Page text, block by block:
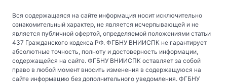
Вся содержащаяся на сайте информация носит исключительно
ознакомительный характер, не является исчерпывающей и не
является публичной офертой, определяемой положениями статьи
437 Гражданского кодекса РФ. ФГБНУ ВНИИСПК не гарантирует
абсолютные точность, полноту и достоверность информации,
содержащейся на сайте. ФГБНУ ВНИИСПК оставляет за собой
право в любой момент вносить изменения в содержащуюся на
сайте информацию без дополнительного уведомления. ФГБНУ